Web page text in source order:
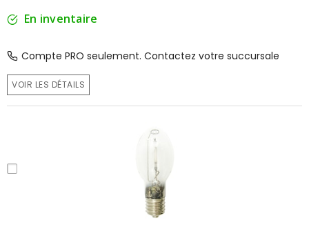
En inventaire
Compte PRO seulement. Contactez votre succursale
VOIR LES DÉTAILS